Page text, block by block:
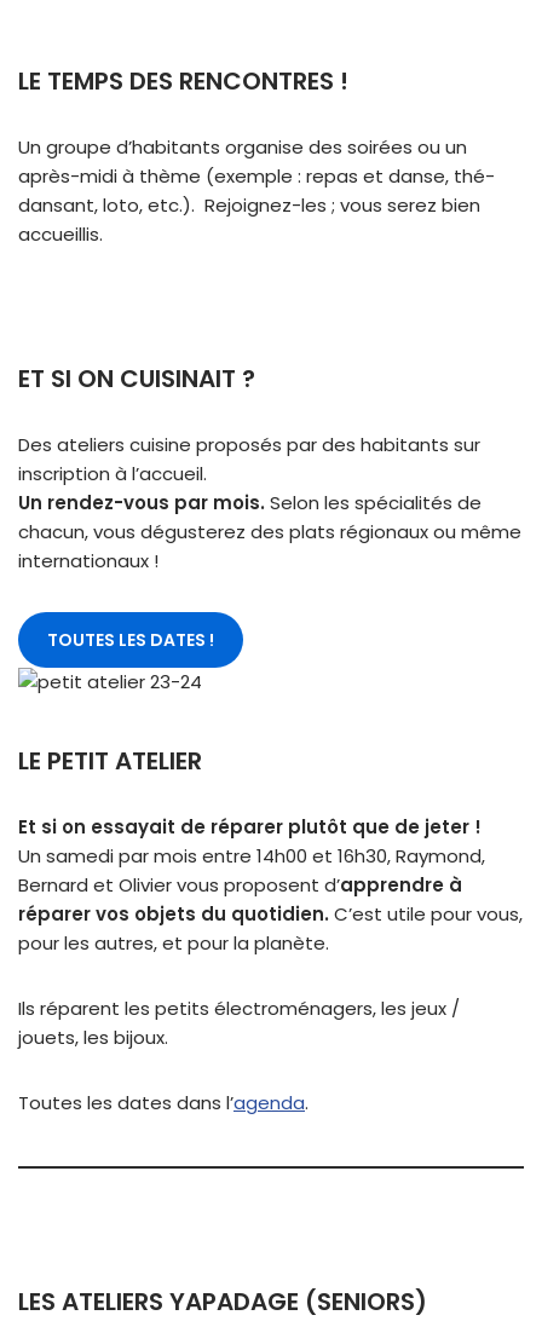
LE TEMPS DES RENCONTRES !
Un groupe d’habitants organise des soirées ou un
après-midi à thème (exemple : repas et danse, thé-
dansant, loto, etc.). Rejoignez-les ; vous serez bien
accueillis.
ET SI ON CUISINAIT ?
Des ateliers cuisine proposés par des habitants sur
inscription à l’accueil.
Un rendez-vous par mois. Selon les spécialités de
chacun, vous dégusterez des plats régionaux ou même
internationaux !
TOUTES LES DATES !
LE PETIT ATELIER
Et si on essayait de réparer plutôt que de jeter !
Un samedi par mois entre 14h00 et 16h30, Raymond,
Bernard et Olivier vous proposent d’apprendre à
réparer vos objets du quotidien. C’est utile pour vous,
pour les autres, et pour la planète.
Ils réparent les petits électroménagers, les jeux /
jouets, les bijoux.
Toutes les dates dans l’agenda.
LES ATELIERS YAPADAGE (SENIORS)